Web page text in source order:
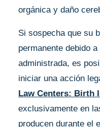
orgánica y daño
Si sospecha que su
permanente debido
administrada, es
iniciar una acción
Law Centers: Birth
exclusivamente en
producen durante el